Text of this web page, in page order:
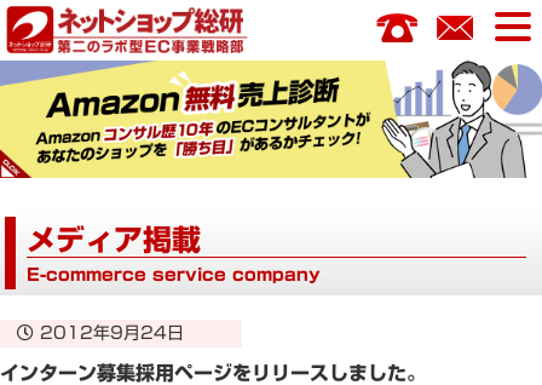
コ
ン
へ
キ
メディア掲載
E-commerce service company
2012年9月24日
インターン募集採用ページをリリースしました。